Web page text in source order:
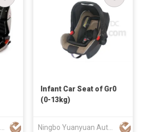
Infant Car Seat of Gr0
(0-13kg)
Ningbo Yuanyuan Auto Accessories Co., Ltd.